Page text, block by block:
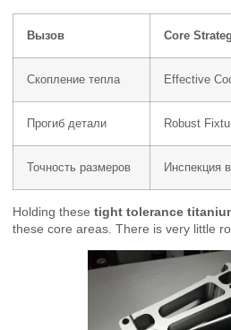
Вызов Core
Скопление тепла Effective
Прогиб детали Robust
Точность размеров Инспекция
Holding these tight tolerance
these core areas. There is very little